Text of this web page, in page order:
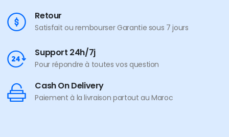
Retour
Satisfait ou rembourser Garantie sous 7 jours
Support 24h/7j
Pour répondre à toutes vos question
Cash On Delivery
Paiement à la livraison partout au Maroc